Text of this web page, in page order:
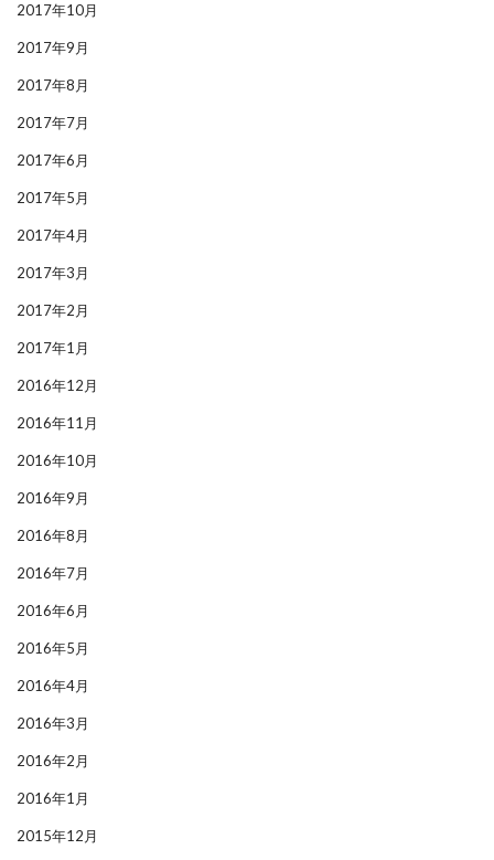
2017年10月
2017年9月
2017年8月
2017年7月
2017年6月
2017年5月
2017年4月
2017年3月
2017年2月
2017年1月
2016年12月
2016年11月
2016年10月
2016年9月
2016年8月
2016年7月
2016年6月
2016年5月
2016年4月
2016年3月
2016年2月
2016年1月
2015年12月